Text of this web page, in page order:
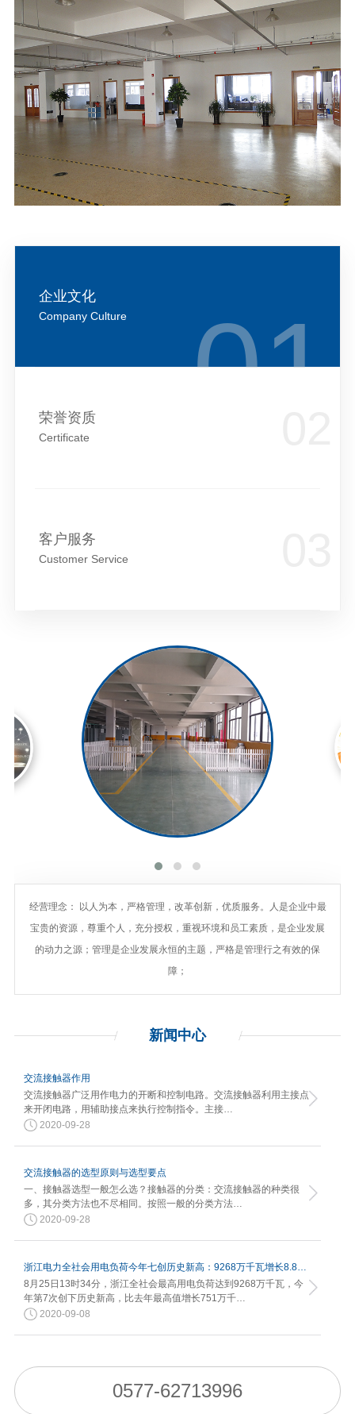
企业文化
Company Culture
荣誉资质
Certificate
客户服务
Customer Service
经营理念： 以人为本，严格管理，改革创新，优质服务。人是企业中最
宝贵的资源，尊重个人，充分授权，重视环境和员工素质，是企业发展
的动力之源；管理是企业发展永恒的主题，严格是管理行之有效的保
障；
新闻 中心
交流接触器作用
交流接触器广泛用作电力的开断和控制电路。交流接触器利用主接点
来开闭电路，用辅助接点来执行控制指令。主接…
2020-09-28
交流接触器的选型原则与选型要点
一、接触器选型一般怎么选？接触器的分类：交流接触器的种类很
多，其分类方法也不尽相同。按照一般的分类方法…
2020-09-28
浙江电力全社会用电负荷今年七创历史新高：9268万千瓦增长8.82%
8月25日13时34分，浙江全社会最高用电负荷达到9268万千瓦，今
年第7次创下历史新高，比去年最高值增长751万千…
2020-09-08
0577-62713996